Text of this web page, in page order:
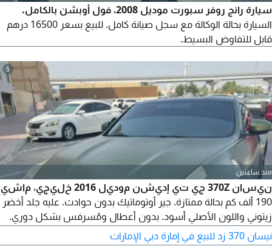
سيارة رانج روفر سبورت موديل 2008، فول أوبشن بالكامل.
السيارة بحالة الوكالة مع سجل صيانة كامل. للبيع بسعر 16500 درهم
قابل للتفاوض البسيط.
5
منذ ساعتين
نيسان 370Z جي تي إديشن موديل 2016 خليجي، ماشي
190 ألف كم بحالة ممتازة. جير أوتوماتيك بدون حوادث. عليه جلد أخضر
زيتوني واللون الأصلي أسود. بدون أعطال ومُسرفس بشكل دوري.
للجادين فقط. الموقع: دبي. المطلوب 38 قابل للتفاوض.
نيسان 370 زد للبيع في إمارة دبي الإمارات